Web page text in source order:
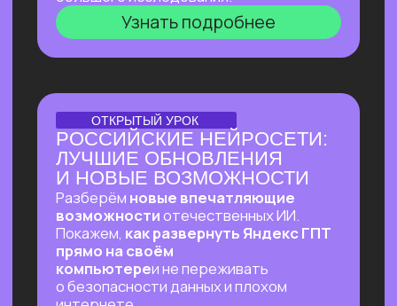
В прямом эфире покажем, как
автоматизировать ежедневные
процессы в гугл-таблицах
и документах, как создавать из них
полный цикл контента — от текстов
инструменты Google на полную!
Узнать подробнее
ОНЛАЙН-ПРАКТИКУМ
ВАЙБ-ПРАКТИКУМ
ПО ВАЙБ-КОДИНГУ
Собираем ИИ-агента, который в режиме
реального времени разбирает почту,
отвечает на письма, уведомляет
в Телеграм о самых важных и присылает
ежедневный отчет!